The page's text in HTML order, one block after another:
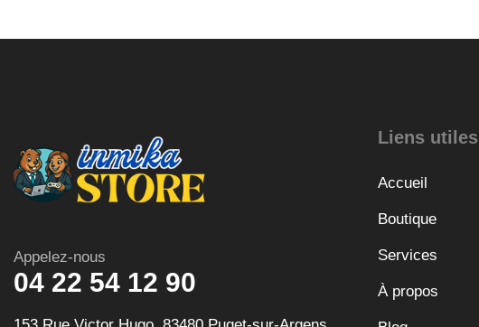
Appelez-nous
04 22 54 12 90
Liens utiles
Accueil
Boutique
Services
À propos